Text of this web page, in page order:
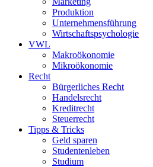
Produktion
Unternehmensführung
Wirtschaftspsychologie
VWL
Makroökonomie
Mikroökonomie
Recht
Bürgerliches Recht
Handelsrecht
Kreditrecht
Steuerrecht
Tipps & Tricks
Geld sparen
Studentenleben
Studium